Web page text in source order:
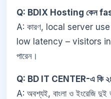
Q: BDIX Hosting কেন
A: কারণ, local server use
low latency – visitors
পারেন।
Q: BD IT CENTER-এ কি ২৪/৭
A: অবশ্যই, বাংলা ও ইংরেজি